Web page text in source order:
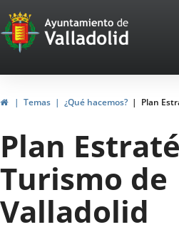
Portal
Web
del
Ayuntamiento
de
Valladolid
InicioTemas ¿Qué hacemos? Plan
Plan
Turismo de
Valladolid